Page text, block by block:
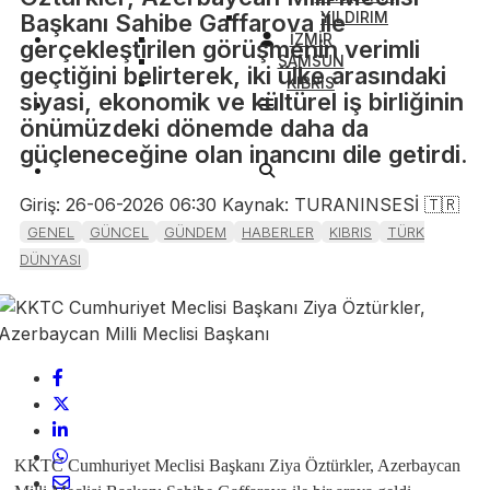
YILDIRIM
İZMİR
SAMSUN
KIBRIS
Başkanı Sahibe Gaffarova ile
gerçekleştirilen görüşmenin verimli
geçtiğini belirterek, iki ülke arasındaki
siyasi, ekonomik ve kültürel iş birliğinin
önümüzdeki dönemde daha da
güçleneceğine olan inancını dile getirdi.
Giriş: 26-06-2026 06:30 Kaynak: TURANINSESİ 🇹🇷
GENEL GÜNCEL GÜNDEM HABERLER KIBRIS
TÜRK
DÜNYASI
KKTC Cumhuriyet Meclisi Başkanı Ziya Öztürkler, Azerbaycan